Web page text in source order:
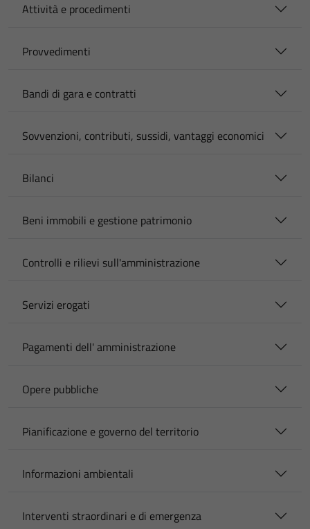
Attività e procedimenti
Provvedimenti
Bandi di gara e contratti
Sovvenzioni, contributi, sussidi, vantaggi economici
Bilanci
Beni immobili e gestione patrimonio
Controlli e rilievi sull'amministrazione
Servizi erogati
Pagamenti dell' amministrazione
Opere pubbliche
Pianificazione e governo del territorio
Informazioni ambientali
Interventi straordinari e di emergenza